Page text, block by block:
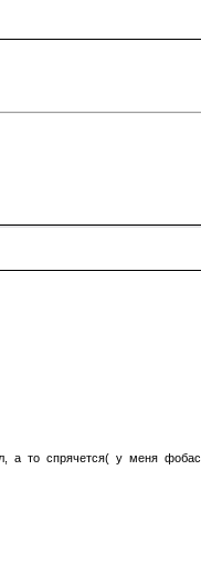
а то спрячется( у меня